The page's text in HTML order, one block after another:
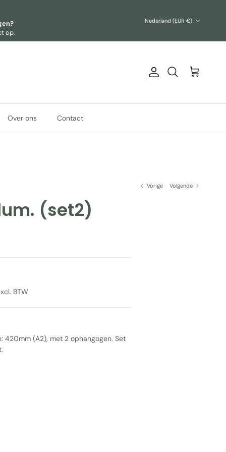
op.
Nederland (EUR €)
AccountZoeken Winkelwagen
Over ons Contact
Vorige Volgende
(set2)
BTW
420mm (A2), met 2 ophangogen. Set